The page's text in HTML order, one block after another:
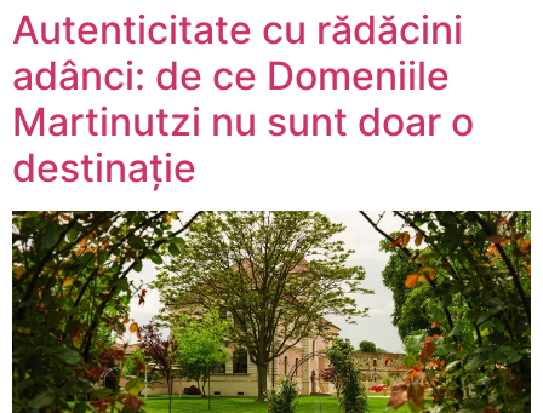
Autenticitate cu rădăcini
adânci: de ce Domeniile
Martinutzi nu sunt doar o
destinație